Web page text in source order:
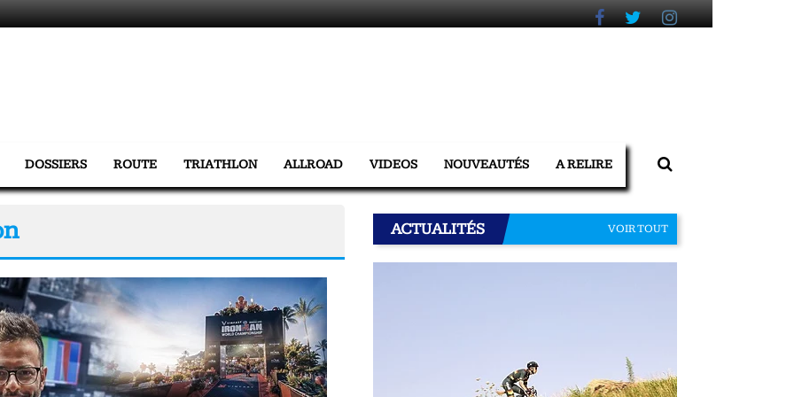
DOSSIERS ROUTE TRIATHLON ALLROAD VIDEOS NOUVEAUTÉS A RELIRE
ACTUALITÉS VOIR TOUT